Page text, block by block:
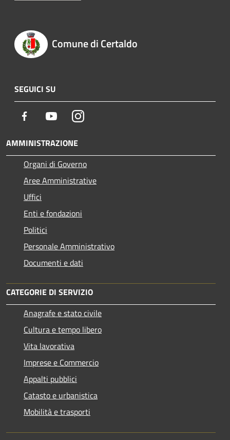
Comune di Certaldo
SEGUICI SU
Facebook YoutubeInstagram
AMMINISTRAZIONE
Organi di Governo
Aree Amministrative
Uffici
Enti e fondazioni
Politici
Personale Amministrativo
Documenti e dati
CATEGORIE DI SERVIZIO
Anagrafe e stato civile
Cultura e tempo libero
Vita lavorativa
Imprese e Commercio
Appalti pubblici
Catasto e urbanistica
Mobilità e trasporti